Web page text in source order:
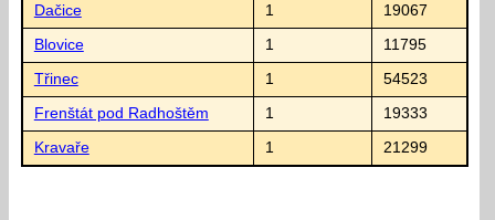
Dačice 1 19067
Blovice 1 11795
Třinec 1 54523
Frenštát pod Radhoštěm 1 19333
Kravaře 1 21299